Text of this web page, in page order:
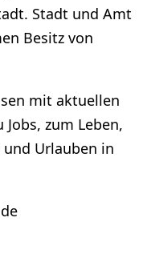
Stadt und Amt
Besitz von
mit aktuellen
zum Leben,
Urlauben in